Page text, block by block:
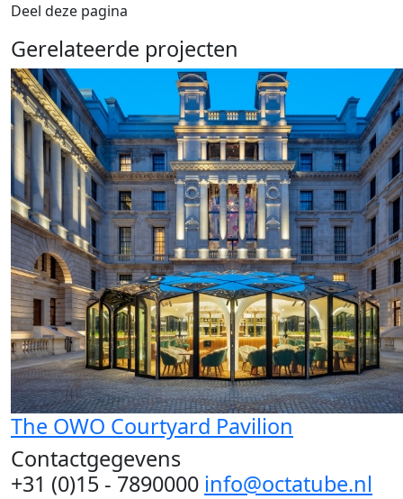
Deel deze pagina
Gerelateerde projecten
The OWO Courtyard Pavilion
Contactgegevens
+31 (0)15 - 7890000 info@octatube.nl